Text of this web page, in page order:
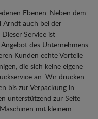
Ebenen. Neben dem
Arndt auch bei der
Service ist
des Unternehmens.
Kunden echte Vorteile
die sich keine eigene
an. Wir drucken
bis zur Verpackung in
unterstützend zur Seite
mit kleinem